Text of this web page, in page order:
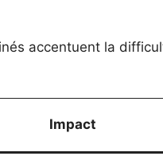
accentuent la
Impact